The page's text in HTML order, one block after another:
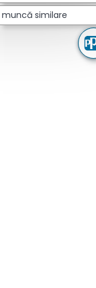
muncă similare